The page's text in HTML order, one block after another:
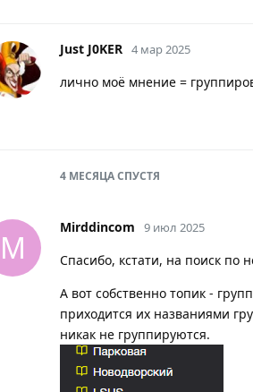
Just J0KER 4 мар 2025
лично моё мнение =
4 МЕСЯЦАСПУСТЯ
M
Mirddincom 9 июл 2025
Спасибо, кстати, на поиск по
А вот собственно топик -
приходится их названиями
никак не группируются.